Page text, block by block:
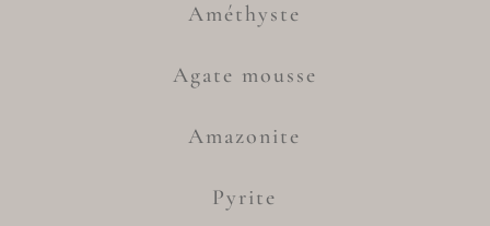
Améthyste
Agate mousse
Amazonite
Pyrite